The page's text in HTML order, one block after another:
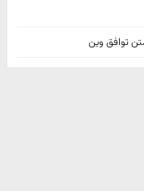
توافق وین